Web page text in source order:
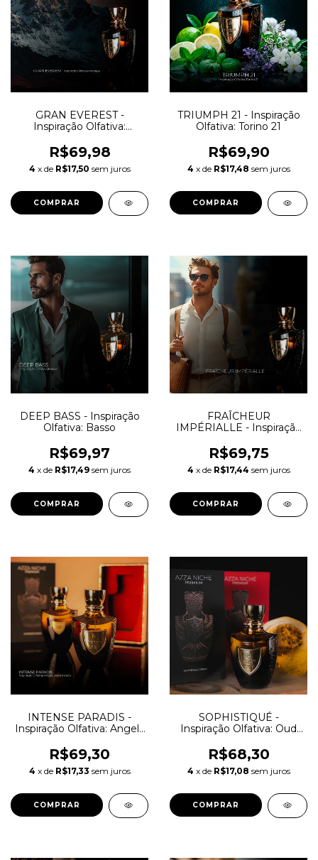
GRAN EVEREST -
Inspiração Olfativa:
R$69,98
4 x de R$17,50 sem juros
COMPRAR
TRIUMPH 21 - Inspiração
Olfativa: Torino 21
R$69,90
4 x de R$17,48 sem juros
COMPRAR
DEEP BASS - Inspiração
Olfativa: Basso
R$69,97
4 x de R$17,49 sem juros
COMPRAR
FRAÎCHEUR
IMPÉRIALLE - Inspiração
R$69,75
4 x de R$17,44 sem juros
COMPRAR
INTENSE PARADIS -
Inspiração Olfativa: Angels
R$69,30
4 x de R$17,33 sem juros
COMPRAR
SOPHISTIQUÉ -
Inspiração Olfativa: Oud
R$68,30
4 x de R$17,08 sem juros
COMPRAR